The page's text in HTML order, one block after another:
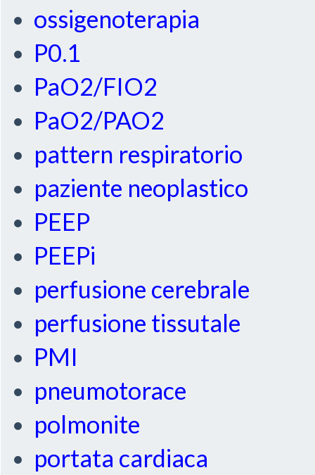
ossigenoterapia
P0.1
PaO2/FIO2
PaO2/PAO2
pattern respiratorio
paziente neoplastico
PEEP
PEEPi
perfusione cerebrale
perfusione tissutale
PMI
pneumotorace
polmonite
portata cardiaca